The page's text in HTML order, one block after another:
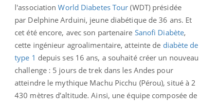
l'associationWorld Diabetes Tour (WDT) présidée
par Delphine Arduini, jeune diabétique de 36 ans. Et
cet été encore, avec son partenaire Sanofi Diabète,
cette ingénieur agroalimentaire, atteinte de diabète de
type 1 depuis ses 16 ans, a souhaité créer un nouveau
challenge : 5 jours de trek dans les Andes pour
atteindre le mythique Machu Picchu (Pérou), situé à 2
430 mètres d’altitude. Ainsi, une équipe composée de